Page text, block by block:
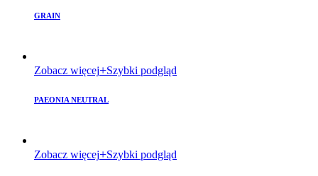
GRAIN
Zobacz więcej Szybki podgląd
PAEONIA NEUTRAL
Zobacz więcej Szybki podgląd